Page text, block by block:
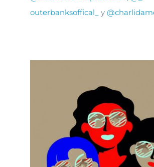
outerbanksoffical_
y